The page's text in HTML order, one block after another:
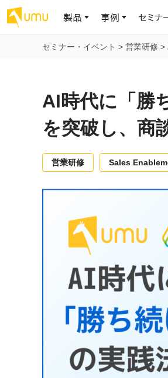
製品
AIリテラシーコース
大規模言語モデル時代のAIリテラ
シー養成オンラインコース
まで。AIを使いこなすプロンプトリテ
AIリテラシー アセスメント
企業のAIリテラシーを可視化し、組
営業担当者のAI活用力を高め、成
AI人材育成：ビジネスライティ
事例
お客様の課題解決のプロセスと成果を、
お客様の声
導入企業一覧
セミナ
AI活用や人材育成に役立つ、課題解決の
供します
お知らせ
けします
UMUコースマーケット
世界203カ国・国内28,000社以上の導
私たちについて
ミッション・ビジョン、社名に込められた想い
代表メッセージ
代表と各分野の顧問・アドバイザーをご紹
ISO認証取得済み。最高水準のセキュリテ
セミナー・イベント > 営業研修 >
AI時代に「勝
を突破し、商
営業研修 Sales